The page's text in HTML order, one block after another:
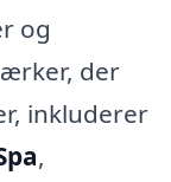
og
der
inkluderer
,